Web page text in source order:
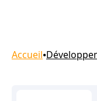
Accueil⦁